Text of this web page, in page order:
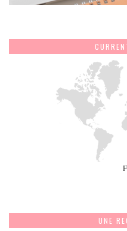
UNE